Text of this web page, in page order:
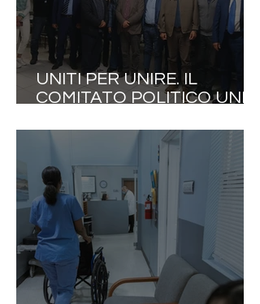
UNITI PER UNIRE. IL
COMITATO POLITICO UNITI
"MANIFESTO DELLA
BUONA POLITICA
INTERNAZIONALE"